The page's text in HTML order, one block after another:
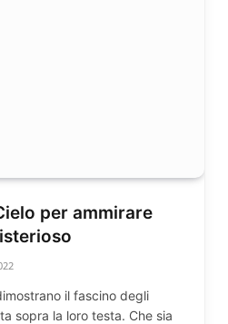
per ammirare
il fascino degli
sopra la loro testa. Che sia